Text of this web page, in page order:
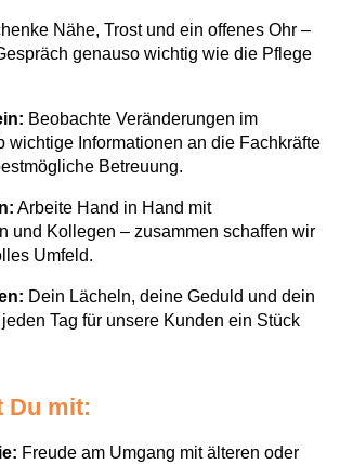
Nähe, Trost und ein offenes Ohr –
genauso wichtig wie die Pflege
Beobachte Veränderungen im
wichtige Informationen an die Fachkräfte
Betreuung.
Arbeite Hand in Hand mit
und Kollegen – zusammen schaffen wir
Umfeld.
Dein Lächeln, deine Geduld und dein
Tag für unsere Kunden ein Stück
Du mit:
Freude am Umgang mit älteren oder